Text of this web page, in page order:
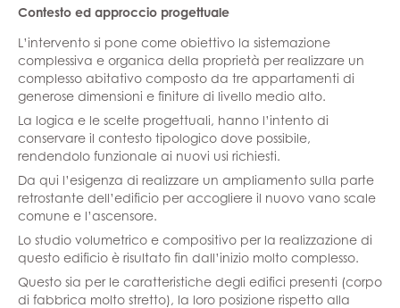
Contesto ed approccio progettuale
L’intervento si pone come obiettivo la sistemazione
complessiva e organica della proprietà per realizzare un
complesso abitativo composto da tre appartamenti di
generose dimensioni e finiture di livello medio alto.
La logica e le scelte progettuali, hanno l’intento di
conservare il contesto tipologico dove possibile,
rendendolo funzionale ai nuovi usi richiesti.
Da qui l’esigenza di realizzare un ampliamento sulla parte
retrostante dell’edificio per accogliere il nuovo vano scale
comune e l’ascensore.
Lo studio volumetrico e compositivo per la realizzazione di
questo edificio è risultato fin dall’inizio molto complesso.
Questo sia per le caratteristiche degli edifici presenti (corpo
di fabbrica molto stretto), la loro posizione rispetto alla